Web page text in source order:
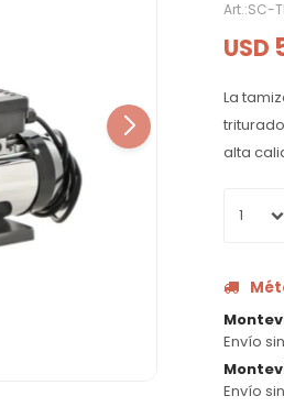
SC-
USD
La
alta
1
Envío
Envío